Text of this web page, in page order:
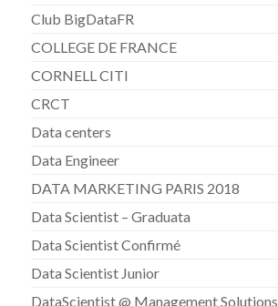
Club BigDataFR
COLLEGE DE FRANCE
CORNELL CITI
CRCT
Data centers
Data Engineer
DATA MARKETING PARIS 2018
Data Scientist – Graduata
Data Scientist Confirmé
Data Scientist Junior
DataScientist @ Management Solutions